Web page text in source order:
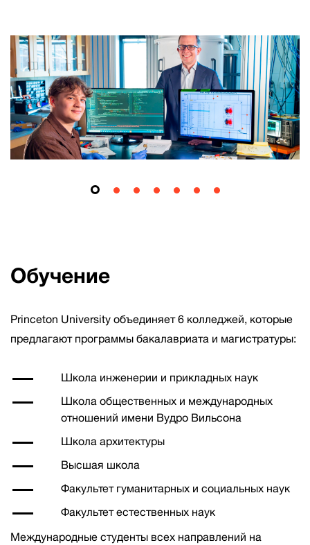
Обучение
Princeton University объединяет 6 колледжей, которые
предлагают программы бакалавриата и магистратуры:
Школа инженерии и прикладных наук
Школа общественных и международных
отношений имени Вудро Вильсона
Школа архитектуры
Высшая школа
Факультет гуманитарных и социальных наук
Факультет естественных наук
Международные студенты всех направлений на